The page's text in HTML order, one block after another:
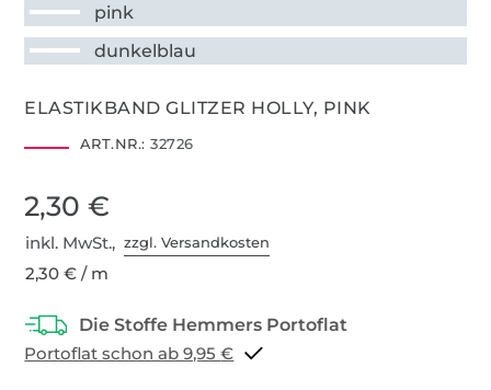
pink
dunkelblau
ELASTIKBAND GLITZER HOLLY, PINK
ART.NR.: 32726
2,30 €
inkl. MwSt.,zzgl. Versandkosten
2,30 € / m
Portoflat schon ab 9,95 €